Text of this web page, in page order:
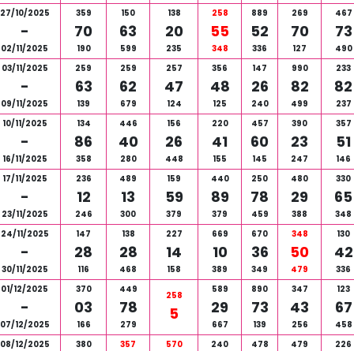
27/10/2025
-
02/11/2025
359
70
190
150
63
599
138
20
235
258
55
348
889
52
336
269
70
127
467
73
490
03/11/2025
-
09/11/2025
259
63
139
259
62
679
257
47
124
356
48
125
147
26
240
990
82
499
233
82
237
10/11/2025
-
16/11/2025
134
86
358
446
40
280
156
26
448
220
41
155
457
60
145
390
23
247
357
51
146
17/11/2025
-
23/11/2025
236
12
246
489
13
300
159
59
379
440
89
379
250
78
459
480
29
388
330
65
348
24/11/2025
-
30/11/2025
147
28
116
138
28
468
227
14
158
669
10
389
670
36
349
348
50
479
130
42
336
01/12/2025
-
07/12/2025
370
03
166
449
78
279
258
5
589
29
667
890
73
139
347
43
256
123
67
458
08/12/2025
380 357 570 240 478 479 226